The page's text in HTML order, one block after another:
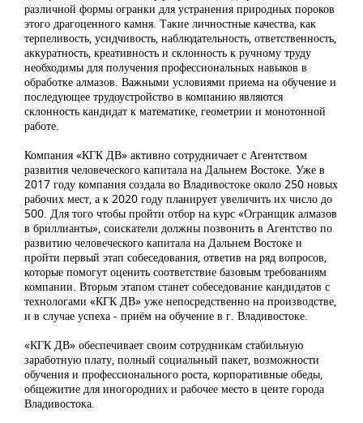
различной формы огранки для устранения природных пороков
этого драгоценного камня. Такие личностные качества, как
терпеливость, усидчивость, наблюдательность, ответственность,
аккуратность, креативность и склонность к ручному труду
необходимы для получения профессиональных навыков в
обработке алмазов. Важными условиями приема на обучение и
последующее трудоустройство в компанию являются
склонность кандидат к математике, геометрии и монотонной
работе.
Компания «КГК ДВ» активно сотрудничает с Агентством
развития человеческого капитала на Дальнем Востоке. Уже в
2017 году компания создала во Владивостоке около 250 новых
рабочих мест, а к 2020 году планирует увеличить их число до
500. Для того чтобы пройти отбор на курс «Огранщик алмазов
в бриллианты», соискатели должны позвонить в Агентство по
развитию человеческого капитала на Дальнем Востоке и
пройти первый этап собеседования, ответив на ряд вопросов,
которые помогут оценить соответствие базовым требованиям
компании. Вторым этапом станет собеседование кандидатов с
технологами «КГК ДВ» уже непосредственно на производстве,
и в случае успеха - приём на обучение в г. Владивостоке.
«КГК ДВ» обеспечивает своим сотрудникам стабильную
заработную плату, полный социальный пакет, возможности
обучения и профессионального роста, корпоративные обеды,
общежитие для иногородних и рабочее место в центе города
Владивостока.